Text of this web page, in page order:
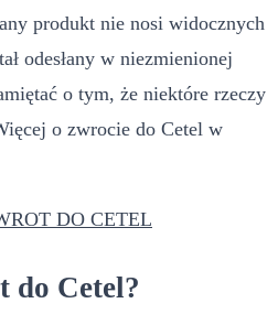
produkt nie nosi widocznych
odesłany w niezmienionej
o tym, że niektóre rzeczy
o zwrocie do Cetel w
DO CETEL
do Cetel?